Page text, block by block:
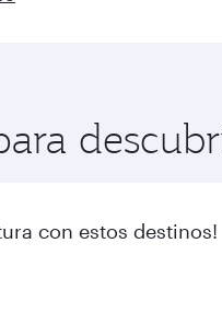
con estos destinos!